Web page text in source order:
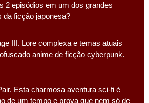
2 episódios em um dos grandes
da ficção japonesa?
III. Lore complexa e temas atuais
anime de ficção cyberpunk.
Esta charmosa aventura sci-fi é
de um tempo e prova que nem só de